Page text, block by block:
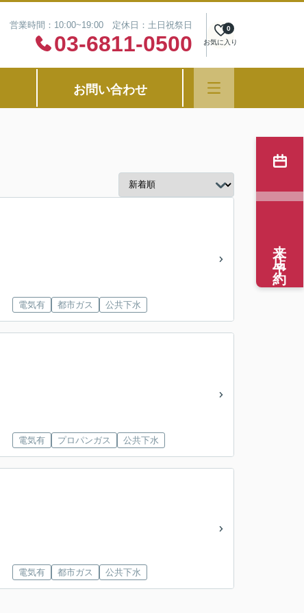
営業時間：10:00~19:00 定休日：土日祝祭日
03-6811-0500 お気に入り
0
お問い合わせ
電気有 都市ガス 公共下水
電気有 プロパンガス 公共下水
電気有 都市ガス 公共下水
来店予約